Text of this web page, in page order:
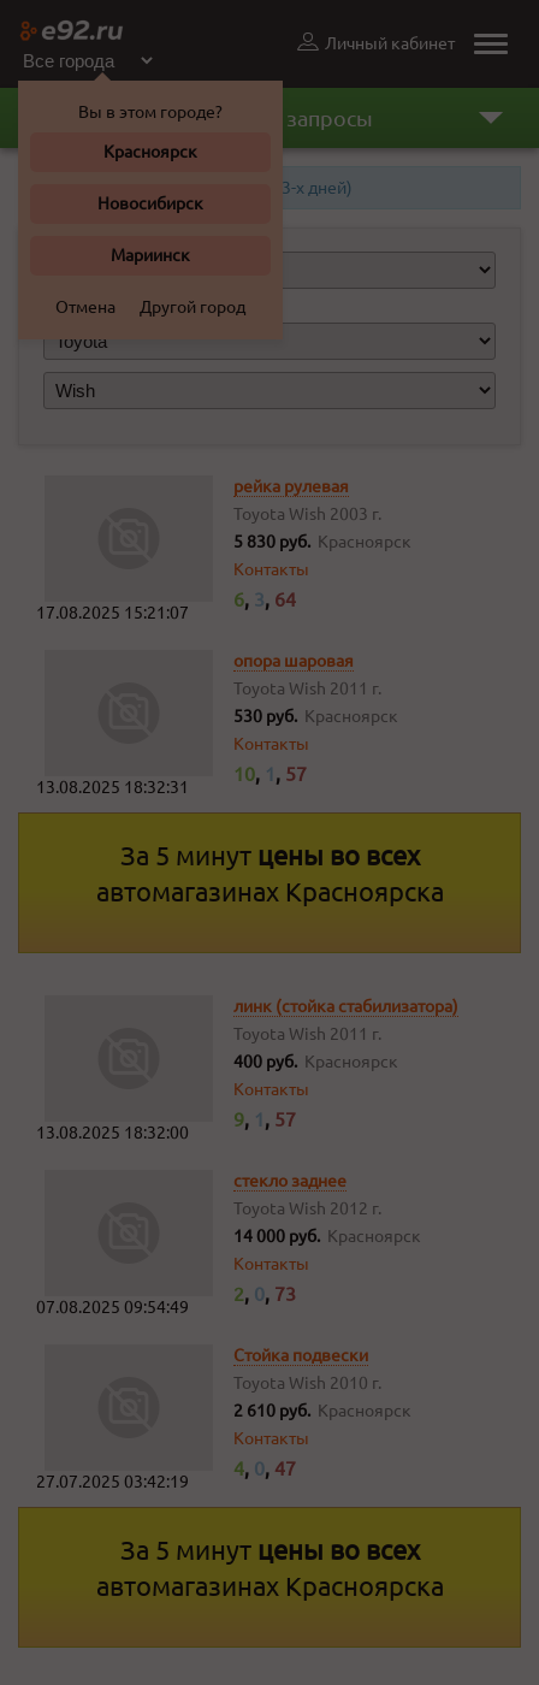
Toggle
Личный кабинет
Вы в этом городе?
Красноярск
Новосибирск
Мариинск
Отмена Другой город
Последние запросы
Запросы Красноярска (старше 3-х дней)
17.08.2025 15:21:07
рейка рулевая
Toyota Wish 2003 г.
5 830 руб. Красноярск
Контакты
6, 3, 64
13.08.2025 18:32:31
опора шаровая
Toyota Wish 2011 г.
530 руб. Красноярск
Контакты
10, 1 , 57
За 5 минут цены во всех
автомагазинах Красноярска
13.08.2025 18:32:00
линк (стойка стабилизатора)
Toyota Wish 2011 г.
400 руб. Красноярск
Контакты
9, 1 , 57
07.08.2025 09:54:49
стекло заднее
Toyota Wish 2012 г.
14 000 руб. Красноярск
Контакты
2, 0, 73
27.07.2025 03:42:19
Стойка подвески
Toyota Wish 2010 г.
2 610 руб. Красноярск
Контакты
4, 0, 47
За 5 минут цены во всех
автомагазинах Красноярска